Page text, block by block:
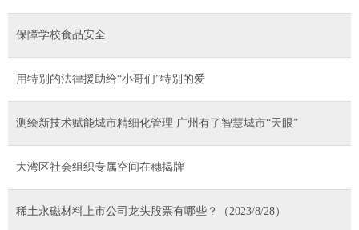
保障学校食品安全
用特别的法律援助给“小哥们”特别的爱
测绘新技术赋能城市精细化管理 广州有了智慧城市“天眼”
大湾区社会组织专属空间在穗揭牌
稀土永磁材料上市公司龙头股票有哪些？（2023/8/28）